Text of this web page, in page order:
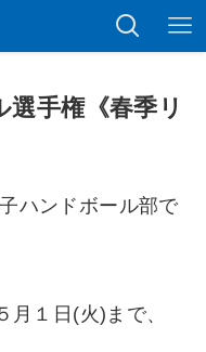
手権《春季リ
ハンドボール部で
１日(火)まで、